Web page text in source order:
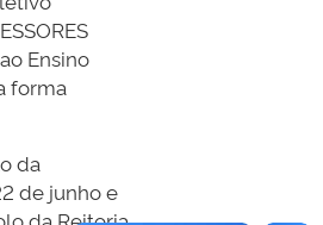
Ensino
forma
da
de junho e